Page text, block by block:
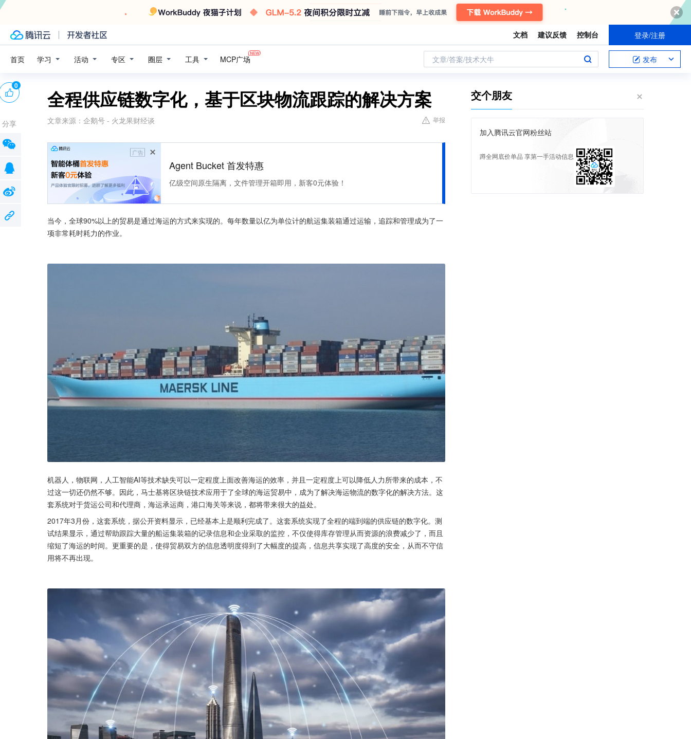
文档 建议反馈 控制台 登录/注册
首页 学习 活动 专区 圈层 工具 MCP广场 文章/答案/技术大牛 发布
全程供应链数字化，基于区块物流跟踪的解决方案
文章来源： 企鹅号 - 火龙果财经谈 举报
广告
Agent Bucket 首发特惠
亿级空间原生隔离，文件管理开箱即用，新客0元体验！
当今，全球90%以上的贸易是通过海运的方式来实现的。每年数量以亿为单位计的航运集装箱通过运输，追踪和管理成为了一
项非常耗时耗力的作业。
机器人，物联网，人工智能AI等技术缺失可以一定程度上面改善海运的效率，并且一定程度上可以降低人力所带来的成本，不
过这一切还仍然不够。因此，马士基将区块链技术应用于了全球的海运贸易中，成为了解决海运物流的数字化的解决方法。这
套系统对于货运公司和代理商，海运承运商，港口海关等来说，都将带来很大的益处。
2017年3月份，这套系统，据公开资料显示，已经基本上是顺利完成了。这套系统实现了全程的端到端的供应链的数字化。测
试结果显示，通过帮助跟踪大量的船运集装箱的记录信息和企业采取的监控，不仅使得库存管理从而资源的浪费减少了，而且
缩短了海运的时间。更重要的是，使得贸易双方的信息透明度得到了大幅度的提高，信息共享实现了高度的安全，从而不守信
用将不再出现。
0
分享
交个朋友
加入腾讯云官网粉丝站
蹲全网底价单品 享第一手活动信息